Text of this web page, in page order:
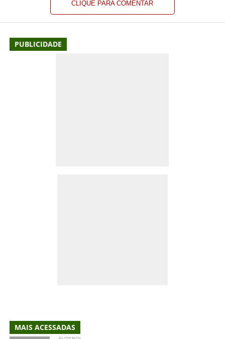
CLIQUE PARA COMENTAR
PUBLICIDADE
MAIS ACESSADAS